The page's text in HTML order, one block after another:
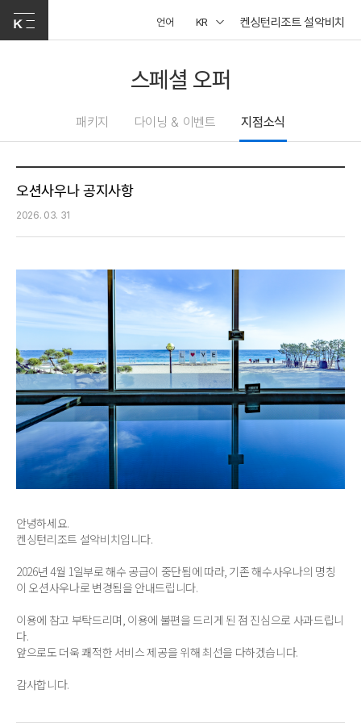
언어 KR 켄싱턴리조트 설악비치
스페셜 오퍼
패키지 다이닝 & 이벤트 지점소식
오션사우나 공지사항
2026. 03. 31
안녕하세요.
켄싱턴리조트 설악비치입니다.
2026년 4월 1일부로 해수 공급이 중단됨에 따라, 기존 해수사우나의 명칭
이 오션사우나로 변경됨을 안내드립니다.
이용에 참고 부탁드리며, 이용에 불편을 드리게 된 점 진심으로 사과드립니
다.
앞으로도 더욱 쾌적한 서비스 제공을 위해 최선을 다하겠습니다.
감사합니다.